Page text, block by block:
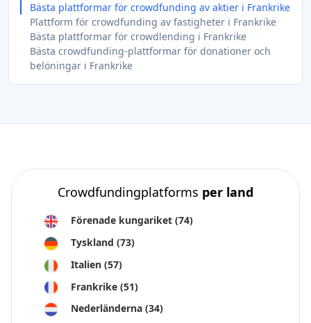
Bästa plattformar för crowdfunding av aktier i Frankrike
Plattform för crowdfunding av fastigheter i Frankrike
Bästa plattformar för crowdlending i Frankrike
Bästa crowdfunding-plattformar för donationer och
belöningar i Frankrike
Crowdfundingplatforms per land
Förenade kungariket (74)
Tyskland (73)
Italien (57)
Frankrike (51)
Nederländerna (34)